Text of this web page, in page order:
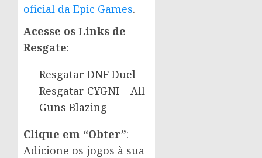
oficial da Epic Games.
Acesse os Links de
Resgate:
Resgatar DNF Duel
Resgatar CYGNI – All
Guns Blazing
Clique em “Obter”:
Adicione os jogos à sua